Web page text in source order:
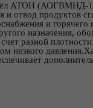
АТОН (АОГВМНД-
и отвод продуктов
и горячего
назначения,
разной
низкого